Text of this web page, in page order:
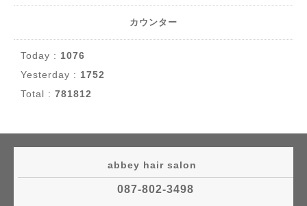
カウンター
Today : 1076
Yesterday : 1752
Total : 781812
abbey hair salon
087-802-3498